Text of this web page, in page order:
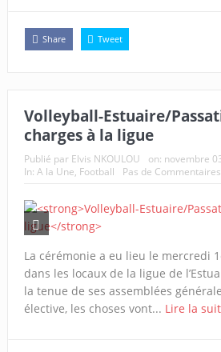
Share Tweet
Volleyball-Estuaire/
charges à la ligue
Publié par Elvis NKOULOU on: novembre
In: A la Une, Football Pas de Commentaires
La cérémonie a eu lieu le mercredi
dans les locaux de la ligue de
la tenue de ses assemblées
élective, les choses vont... Lire la